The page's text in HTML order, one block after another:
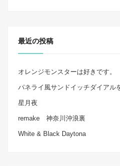
最近の投稿
オレンジモンスターは好きです。
パネライ風サンドイッチダイアル
星月夜
remake 神奈川沖浪裏
White & Black Daytona